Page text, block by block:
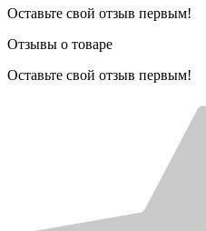
Оставьте свой отзыв первым!
Отзывы о товаре
Оставьте свой отзыв первым!